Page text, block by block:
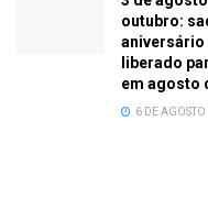
outubro:
aniversário
liberado
em agosto
6 DE